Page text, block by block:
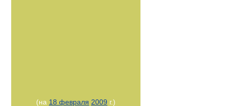
(на 18 февраля 2009 г.)